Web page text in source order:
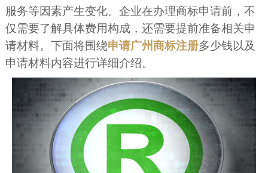
服务等因素产生变化。企业在办理商标申请前，不
仅需要了解具体费用构成，还需要提前准备相关申
请材料。下面将围绕申请广州商标注册多少钱以及
申请材料内容进行详细介绍。